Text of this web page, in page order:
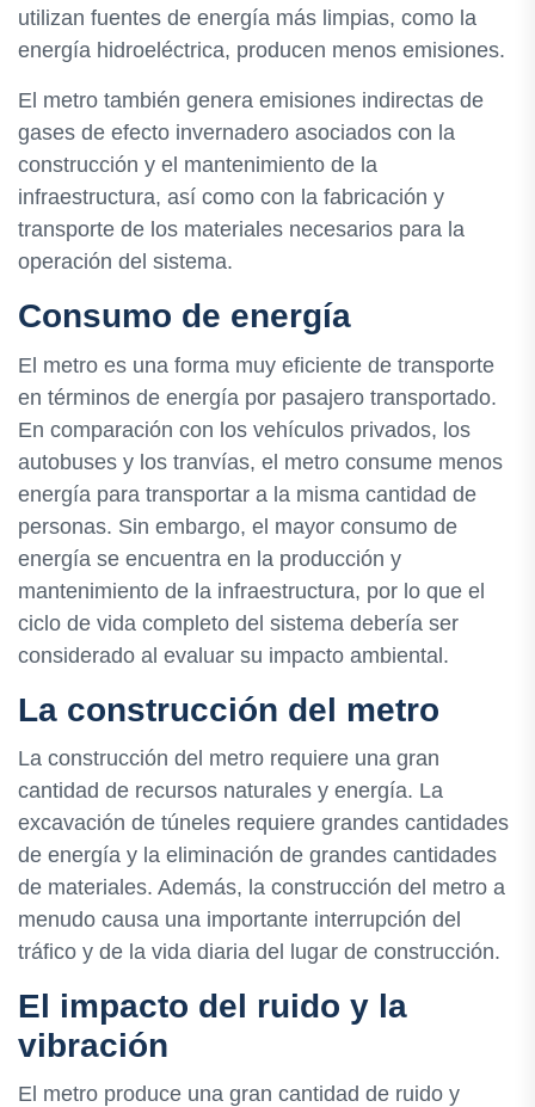
utilizan fuentes de energía más limpias, como la
energía hidroeléctrica, producen menos emisiones.
El metro también genera emisiones indirectas de
gases de efecto invernadero asociados con la
construcción y el mantenimiento de la
infraestructura, así como con la fabricación y
transporte de los materiales necesarios para la
operación del sistema.
Consumo de energía
El metro es una forma muy eficiente de transporte
en términos de energía por pasajero transportado.
En comparación con los vehículos privados, los
autobuses y los tranvías, el metro consume menos
energía para transportar a la misma cantidad de
personas. Sin embargo, el mayor consumo de
energía se encuentra en la producción y
mantenimiento de la infraestructura, por lo que el
ciclo de vida completo del sistema debería ser
considerado al evaluar su impacto ambiental.
La construcción del metro
La construcción del metro requiere una gran
cantidad de recursos naturales y energía. La
excavación de túneles requiere grandes cantidades
de energía y la eliminación de grandes cantidades
de materiales. Además, la construcción del metro a
menudo causa una importante interrupción del
tráfico y de la vida diaria del lugar de construcción.
El impacto del ruido y la
vibración
El metro produce una gran cantidad de ruido y